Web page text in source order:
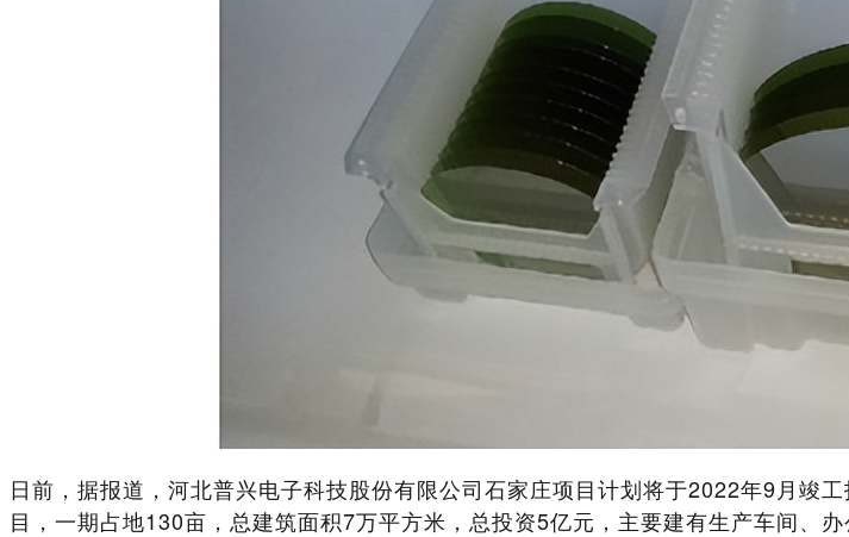
日前，据报道，河北普兴电子科技股份有限公司石家庄项目计划将于2022年9月竣
目，一期占地130亩，总建筑面积7万平方米，总投资5亿元，主要建有生产车间、